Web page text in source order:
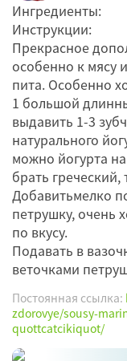
Ингредиенты:
Инструкции:
Прекрасное
особенно к мясу
пита. Особенно
1 большой
выдавить 1-3
натурального
можно йогурта
брать
Добавитьмелко
петрушку, очень
по вкусу.
Подавать в
веточками
Постоянная ссылка:
zdorovye/sousy-
quottcatcikiquot/